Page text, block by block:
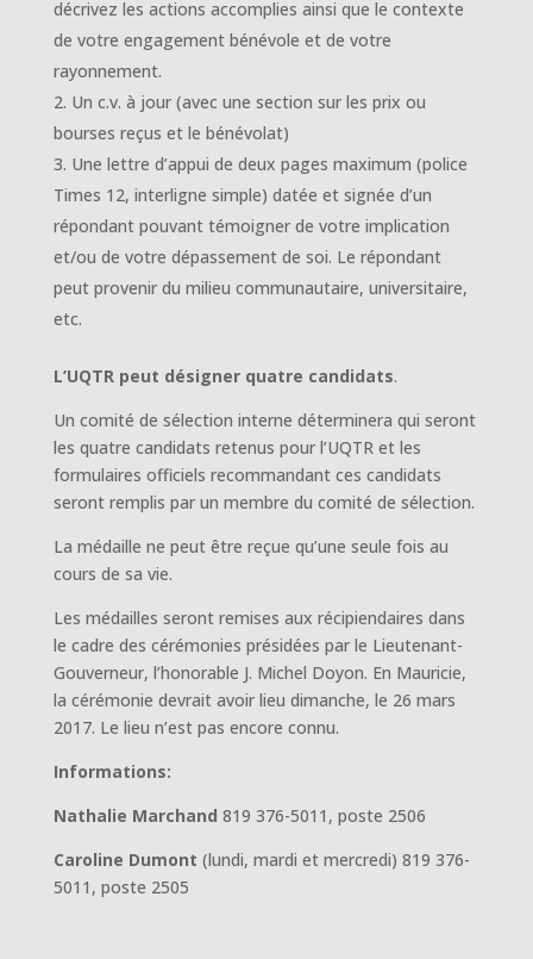
décrivez les actions accomplies ainsi que le contexte
de votre engagement bénévole et de votre
rayonnement.
Un c.v. à jour (avec une section sur les prix ou
bourses reçus et le bénévolat)
Une lettre d’appui de deux pages maximum (police
Times 12, interligne simple) datée et signée d’un
répondant pouvant témoigner de votre implication
et/ou de votre dépassement de soi. Le répondant
peut provenir du milieu communautaire, universitaire,
etc.
L’UQTR peut désigner quatre candidats.
Un comité de sélection interne déterminera qui seront
les quatre candidats retenus pour l’UQTR et les
formulaires officiels recommandant ces candidats
seront remplis par un membre du comité de sélection.
La médaille ne peut être reçue qu’une seule fois au
cours de sa vie.
Les médailles seront remises aux récipiendaires dans
le cadre des cérémonies présidées par le Lieutenant-
Gouverneur, l’honorable J. Michel Doyon. En Mauricie,
la cérémonie devrait avoir lieu dimanche, le 26 mars
2017. Le lieu n’est pas encore connu.
Informations:
Nathalie Marchand 819 376-5011, poste 2506
Caroline Dumont (lundi, mardi et mercredi) 819 376-
5011, poste 2505